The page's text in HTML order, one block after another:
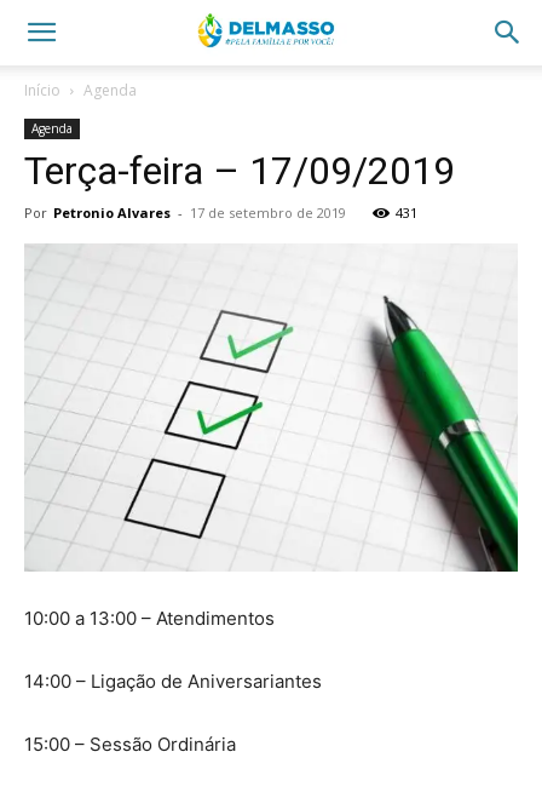
Início Agenda
Agenda
Terça-feira – 17/09/2019
Por Petronio Alvares - 17 de setembro de 2019 431
10:00 a 13:00 – Atendimentos
14:00 – Ligação de Aniversariantes
15:00 – Sessão Ordinária